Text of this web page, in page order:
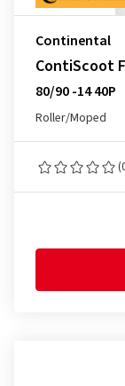
Continental
ContiScoot
80/90 -14 40P
Roller/Moped